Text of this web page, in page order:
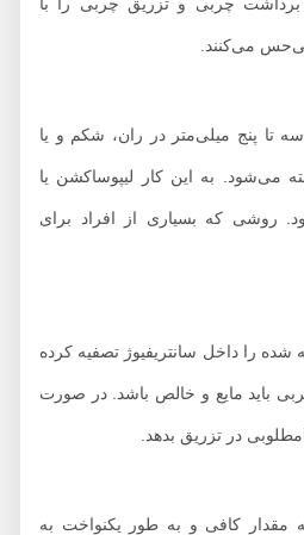
می‌کنند.
پنج میلی‌متر در ران، شکم و یا
به این کار لیپوساکشن یا
که بسیاری از افراد برای
داخل سانتریفیوژ تصفیه کرده
مایع و خالص باشد. در صورت
در تزریق بدهد.
کافی و به طور یکنواخت به